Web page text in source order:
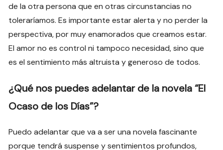
de la otra persona que en otras circunstancias no
toleraríamos. Es importante estar alerta y no perder la
perspectiva, por muy enamorados que creamos estar.
El amor no es control ni tampoco necesidad, sino que
es el sentimiento más altruista y generoso de todos.
¿Qué nos puedes adelantar de la novela “El
Ocaso de los Días”?
Puedo adelantar que va a ser una novela fascinante
porque tendrá suspense y sentimientos profundos,